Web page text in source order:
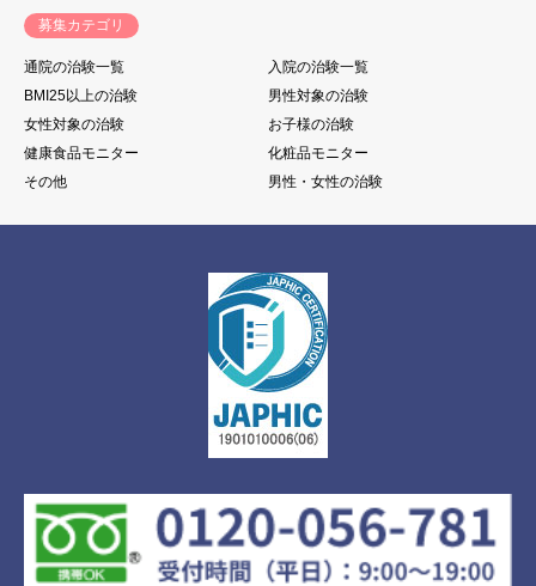
募集カテゴリ
通院の治験一覧
入院の治験一覧
BMI25以上の治験
男性対象の治験
女性対象の治験
お子様の治験
健康食品モニター
化粧品モニター
その他
男性・女性の治験